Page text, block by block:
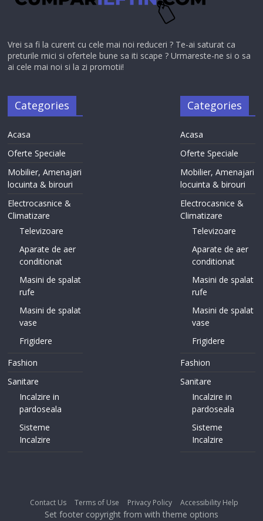
Vrei sa fi la curent cu cele mai noi reduceri ? Te-ai saturat ca
preturile mici si ofertele bune sa iti scape ? Urmareste-ne si o sa
ai cele mai noi si la zi promotii!
Categories
Acasa
Oferte Speciale
Mobilier, Amenajari
locuinta & birouri
Electrocasnice &
Climatizare
Televizoare
Aparate de aer
conditionat
Masini de spalat
rufe
Masini de spalat
vase
Frigidere
Fashion
Sanitare
Incalzire in
pardoseala
Sisteme
Incalzire
Categories
Acasa
Oferte Speciale
Mobilier, Amenajari
locuinta & birouri
Electrocasnice &
Climatizare
Televizoare
Aparate de aer
conditionat
Masini de spalat
rufe
Masini de spalat
vase
Frigidere
Fashion
Sanitare
Incalzire in
pardoseala
Sisteme
Incalzire
Contact Us Terms of Use Privacy Policy Accessibility Help
Set footer copyright from with theme options